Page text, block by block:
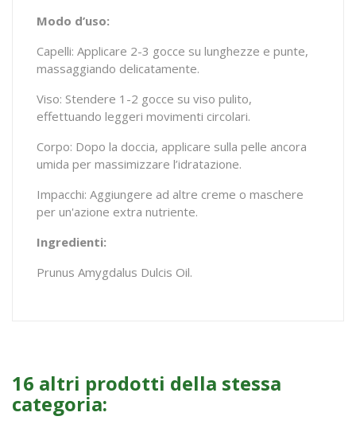
Modo d’uso:
Capelli: Applicare 2-3 gocce su lunghezze e punte,
massaggiando delicatamente.
Viso: Stendere 1-2 gocce su viso pulito,
effettuando leggeri movimenti circolari.
Corpo: Dopo la doccia, applicare sulla pelle ancora
umida per massimizzare l’idratazione.
Impacchi: Aggiungere ad altre creme o maschere
per un'azione extra nutriente.
Ingredienti:
Prunus Amygdalus Dulcis Oil.
16 altri prodotti della stessa
categoria: